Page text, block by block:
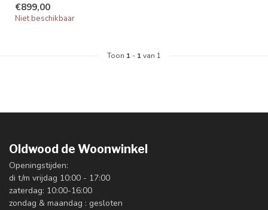
€899,00
Niet beschikbaar
Toon 1 - 1van 1
Oldwood de Woonwinkel
Openingstijden:
di t/m vrijdag 10:00 - 17:00
zaterdag: 10:00-16:00
zondag & maandag : gesloten